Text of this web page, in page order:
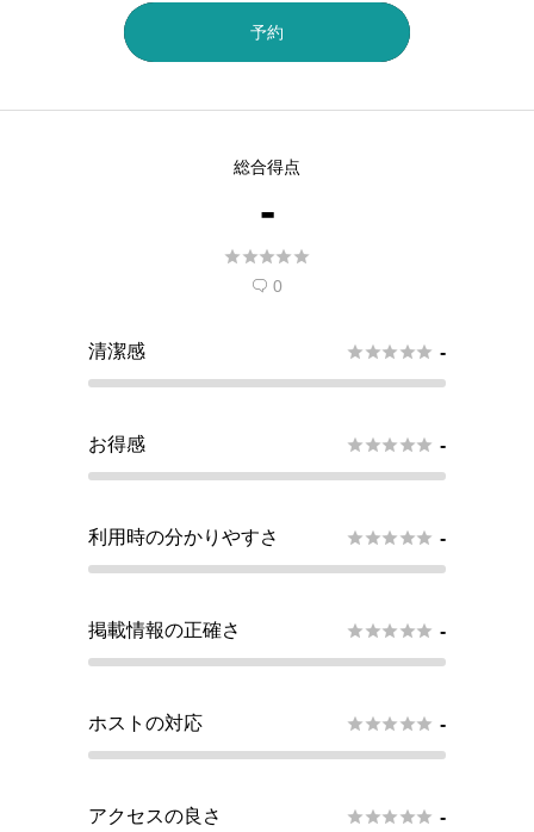
予約
総合得点
-

 0
清潔感  -
お得感  -
利用時の分かりやすさ  -
掲載情報の正確さ  -
ホストの対応  -
アクセスの良さ  -